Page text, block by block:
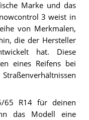
Marke und das
3 weist in
von Merkmalen,
die der Hersteller
hat. Diese
eines Reifens bei
65 R14 für deinen
das Modell eine